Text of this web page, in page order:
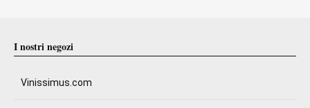
I nostri negozi
Vinissimus.com